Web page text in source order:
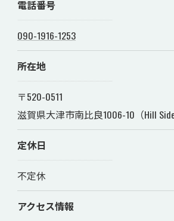
電話番号
090-1916-1253
所在地
〒520-0511
滋賀県大津市南比良1006-10（Hill
定休日
不定休
アクセス情報